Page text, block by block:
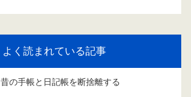
よく読まれている記事
昔の手帳と日記帳を断捨離する